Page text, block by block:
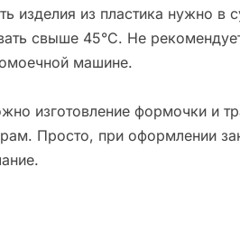
изделия из пластика нужно в
свыше 45°С. Не
машине.
изготовление формочки и
Просто, при оформлении